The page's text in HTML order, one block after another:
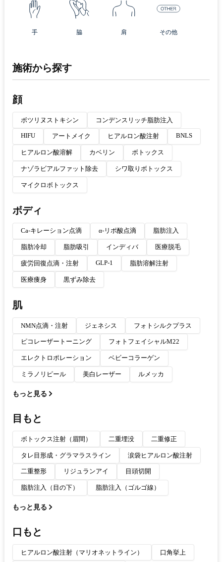
手 脇 肩 その他
施術から探す
顔
ボツリヌストキシン コンデンスリッチ脂肪注入
HIFU アートメイク ヒアルロン酸注射 BNLS
ヒアルロン酸溶解 カベリン ボトックス
ナゾラビアルファット除去 シワ取りボトックス
マイクロボトックス
ボディ
Ca-キレーション点滴 α-リポ酸点滴 脂肪注入
脂肪冷却 脂肪吸引 インディバ 医療脱毛
疲労回復点滴・注射 GLP-1 脂肪溶解注射
医療痩身 黒ずみ除去
肌
NMN点滴・注射 ジェネシス フォトシルクプラス
ピコレーザートーニング フォトフェイシャルM22
エレクトロポレーション ベビーコラーゲン
ミラノリピール 美白レーザー ルメッカ
もっと見る
目もと
ボトックス注射（眉間） 二重埋没 二重修正
タレ目形成・グラマラスライン 涙袋ヒアルロン酸注射
二重整形 リジュランアイ 目頭切開
脂肪注入（目の下） 脂肪注入（ゴルゴ線）
もっと見る
口もと
ヒアルロン酸注射（マリオネットライン） 口角挙上